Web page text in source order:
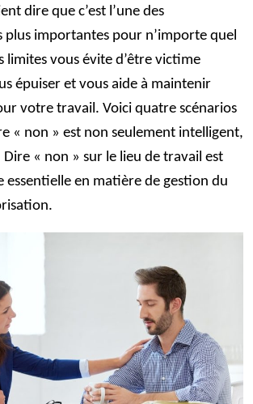
dire que c’est l’une des
plus importantes pour n’importe quel
limites vous évite d’être victime
épuiser et vous aide à maintenir
votre travail. Voici quatre scénarios
« non » est non seulement intelligent,
Dire « non » sur le lieu de travail est
essentielle en matière de gestion du